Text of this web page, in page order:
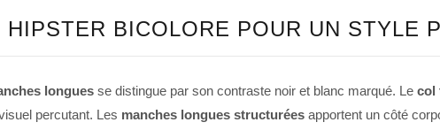
HIPSTER BICOLORE POUR UN STYLE
longues se distingue par son contraste noir et blanc marqué. Le col
percutant. Les manches longues structurées apportent un côté